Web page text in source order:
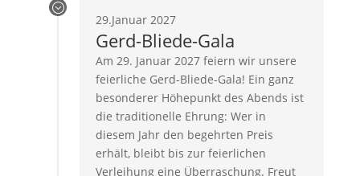
;
29.Januar 2027
Gerd-Bliede-Gala
Am 29. Januar 2027 feiern wir unsere
feierliche Gerd-Bliede-Gala! Ein ganz
besonderer Höhepunkt des Abends ist
die traditionelle Ehrung: Wer in
diesem Jahr den begehrten Preis
erhält, bleibt bis zur feierlichen
Verleihung eine Überraschung. Freut